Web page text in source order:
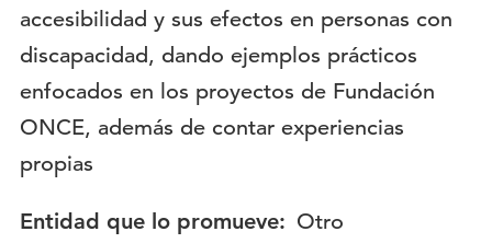
accesibilidad y sus efectos en personas con
discapacidad, dando ejemplos prácticos
enfocados en los proyectos de Fundación
ONCE, además de contar experiencias
propias
Entidad que lo promueve: Otro